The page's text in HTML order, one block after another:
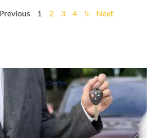
Previous 1 2 3 4 5 Next
CarsOto